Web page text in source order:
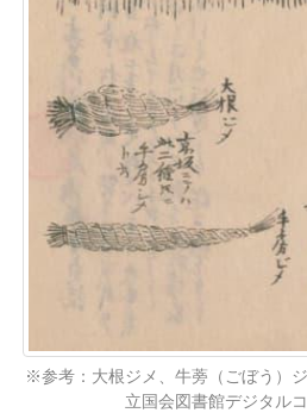
※参考：大根ジメ、牛蒡（ごぼう）
立国会図書館デジタル